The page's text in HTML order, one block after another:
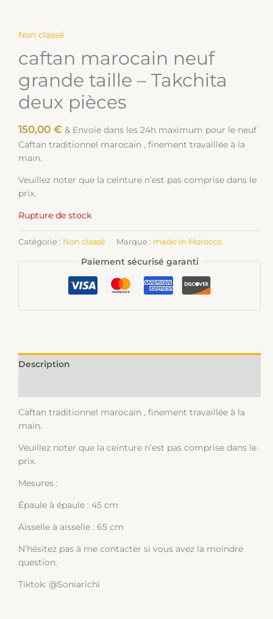
Non classé
caftan marocain neuf
grande taille – Takchita
deux pièces
150,00 € & Envoie dans les 24h maximum pour le neuf
Caftan traditionnel marocain , finement travaillée à la
main.
Veuillez noter que la ceinture n’est pas comprise dans le
prix.
Rupture de stock
Catégorie : Non classé Marque : made in Morocco
Paiement sécurisé garanti
Description
Caftan traditionnel marocain , finement travaillée à la
main.
Veuillez noter que la ceinture n’est pas comprise dans le
prix.
Mesures :
Épaule à épaule : 45 cm
Aisselle à aisselle : 65 cm
N’hésitez pas à me contacter si vous avez la moindre
question.
Tiktok: @Soniarichi